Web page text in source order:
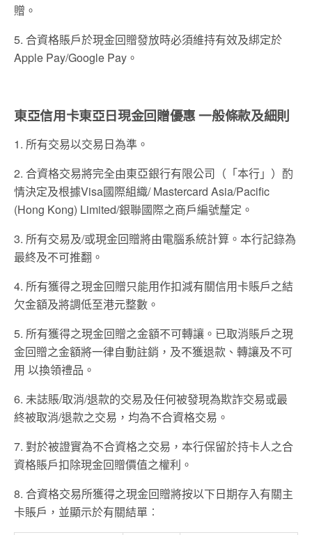
贈。
5. 合資格賬戶於現金回贈發放時必須維持有效及綁定於
Apple Pay/Google Pay。
東亞信用卡東亞日現金回贈優惠 一般條款及細則
1. 所有交易以交易日為準。
2. 合資格交易將完全由東亞銀行有限公司（「本行」）酌
情決定及根據Visa國際組織/ Mastercard Asia/Pacific
(Hong Kong) Limited/銀聯國際之商戶編號釐定。
3. 所有交易及/或現金回贈將由電腦系統計算。本行記錄為
最終及不可推翻。
4. 所有獲得之現金回贈只能用作扣減有關信用卡賬戶之結
欠金額及將調低至港元整數。
5. 所有獲得之現金回贈之金額不可轉讓。已取消賬戶之現
金回贈之金額將一律自動註銷，及不獲退款、轉讓及不可
用 以換領禮品。
6. 未誌賬/取消/退款的交易及任何被發現為欺詐交易或最
終被取消/退款之交易，均為不合資格交易。
7. 對於被證實為不合資格之交易，本行保留於持卡人之合
資格賬戶扣除現金回贈價值之權利。
8. 合資格交易所獲得之現金回贈將按以下日期存入有關主
卡賬戶，並顯示於有關結單︰